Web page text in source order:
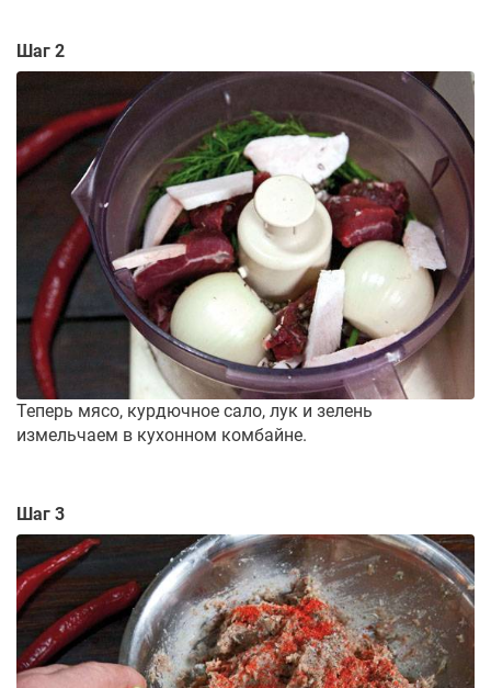
Шаг 2
Теперь мясо, курдючное сало, лук и зелень
измельчаем в кухонном комбайне.
Шаг 3